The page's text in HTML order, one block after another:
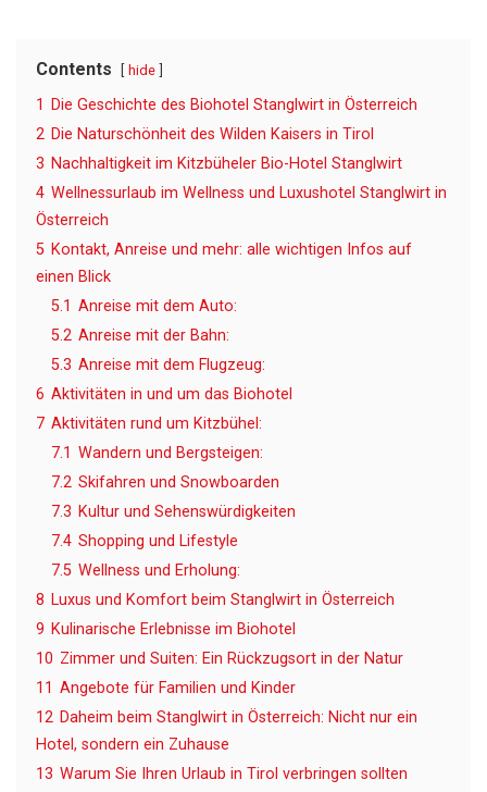
Contents hide
1
Die Geschichte des Biohotel Stanglwirt in Österreich
2 Die Naturschönheit des Wilden Kaisers in Tirol
3 Nachhaltigkeit im Kitzbüheler Bio-Hotel Stanglwirt
4 Wellnessurlaub im Wellness und Luxushotel Stanglwirt in
Österreich
5 Kontakt, Anreise und mehr: alle wichtigen Infos auf
einen Blick
5.1 Anreise mit dem Auto:
5.2 Anreise mit der Bahn:
5.3 Anreise mit dem Flugzeug:
6 Aktivitäten in und um das Biohotel
7 Aktivitäten rund um Kitzbühel:
7.1 Wandern und Bergsteigen:
7.2 Skifahren und Snowboarden
7.3 Kultur und Sehenswürdigkeiten
7.4 Shopping und Lifestyle
7.5 Wellness und Erholung:
8 Luxus und Komfort beim Stanglwirt in Österreich
9 Kulinarische Erlebnisse im Biohotel
10 Zimmer und Suiten: Ein Rückzugsort in der Natur
11 Angebote für Familien und Kinder
12 Daheim beim Stanglwirt in Österreich: Nicht nur ein
Hotel, sondern ein Zuhause
13 Warum Sie Ihren Urlaub in Tirol verbringen sollten